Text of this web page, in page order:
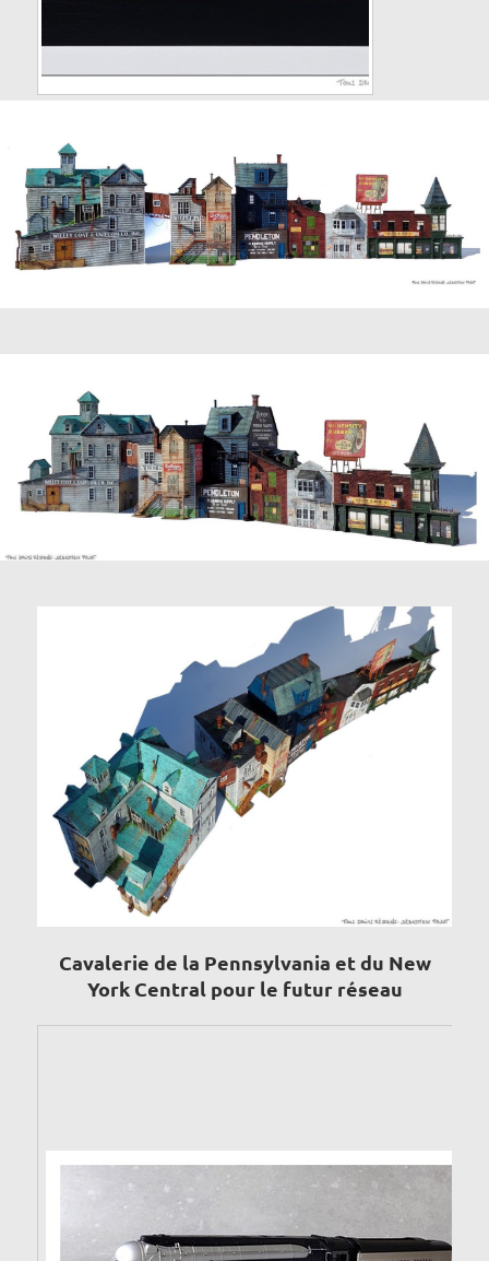
Cavalerie de la Pennsylvania et du New
York Central pour le futur réseau